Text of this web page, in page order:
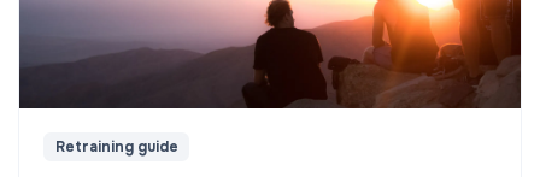
Retraining guide